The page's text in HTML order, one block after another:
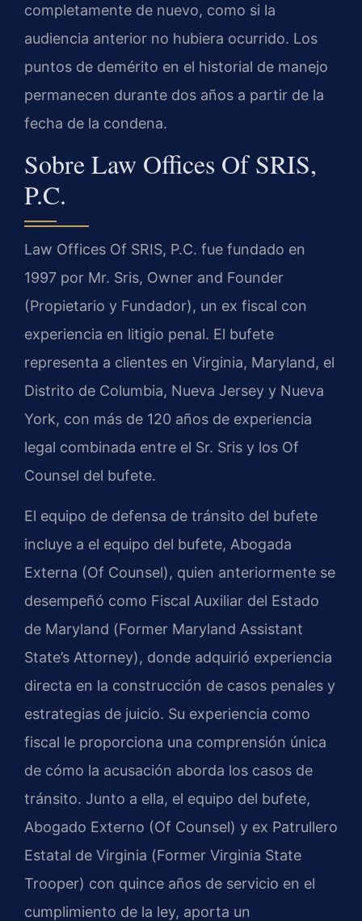
completamente de nuevo, como si la
audiencia anterior no hubiera ocurrido. Los
puntos de demérito en el historial de manejo
permanecen durante dos años a partir de la
fecha de la condena.
SobreLaw Offices Of SRIS,
P.C.
Law Offices Of SRIS, P.C. fue fundado en
1997 por Mr. Sris, Owner and Founder
(Propietario y Fundador), un ex fiscal con
experiencia en litigio penal. El bufete
representa a clientes en Virginia, Maryland, el
Distrito de Columbia, Nueva Jersey y Nueva
York, con más de 120 años de experiencia
legal combinada entre el Sr. Sris y los Of
Counsel del bufete.
El equipo de defensa de tránsito del bufete
incluye a el equipo del bufete, Abogada
Externa (Of Counsel), quien anteriormente se
desempeñó como Fiscal Auxiliar del Estado
de Maryland (Former Maryland Assistant
State’s Attorney), donde adquirió experiencia
directa en la construcción de casos penales y
estrategias de juicio. Su experiencia como
fiscal le proporciona una comprensión única
de cómo la acusación aborda los casos de
tránsito. Junto a ella, el equipo del bufete,
Abogado Externo (Of Counsel) y ex Patrullero
Estatal de Virginia (Former Virginia State
Trooper) con quince años de servicio en el
cumplimiento de la ley, aporta un